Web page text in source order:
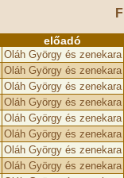
előadó
Oláh György és zenekara
Oláh György és zenekara
Oláh György és zenekara
Oláh György és zenekara
Oláh György és zenekara
Oláh György és zenekara
Oláh György és zenekara
Oláh György és zenekara